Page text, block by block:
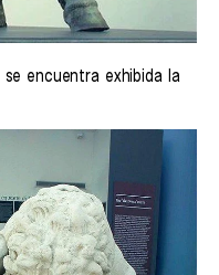
encuentra exhibida la